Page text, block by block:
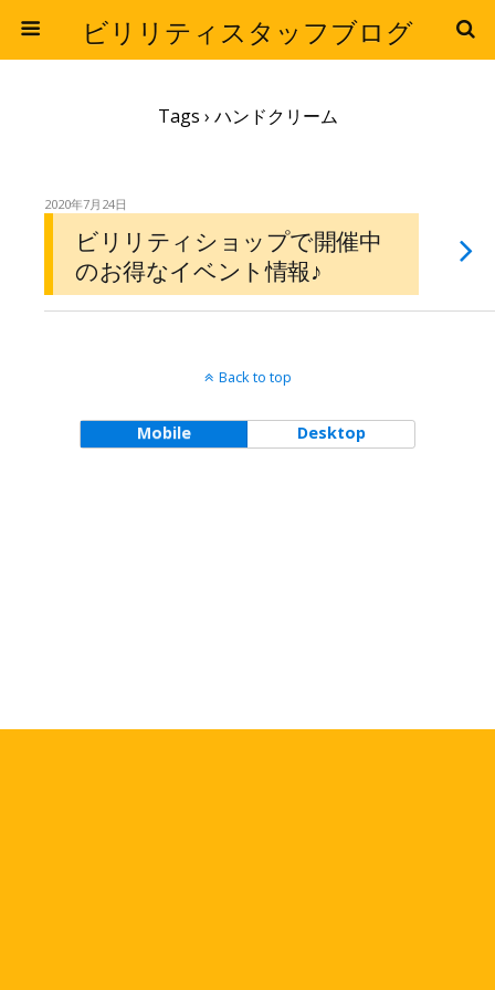
ビリリティスタッフブログ
Tags › ハンドクリーム
2020年7月24日
ビリリティショップで開催中
のお得なイベント情報♪
Back to top
Mobile Desktop